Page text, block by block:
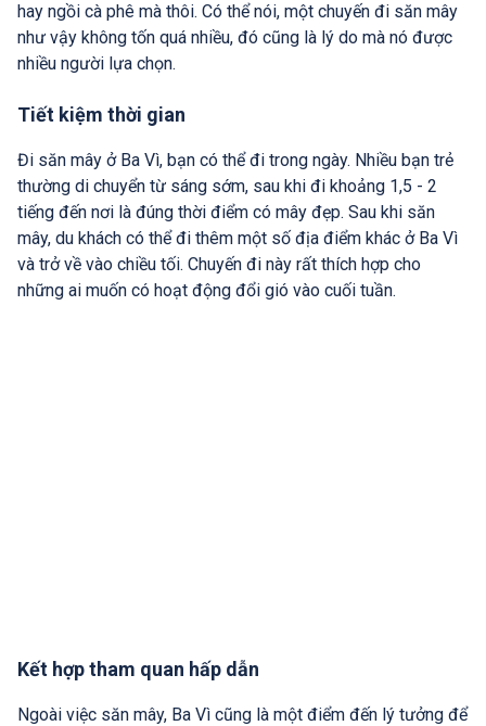
hay ngồi cà phê mà thôi. Có thể nói, một chuyến đi săn mây
như vậy không tốn quá nhiều, đó cũng là lý do mà nó được
nhiều người lựa chọn.
Tiết kiệm thời gian
Đi săn mây ở Ba Vì, bạn có thể đi trong ngày. Nhiều bạn trẻ
thường di chuyển từ sáng sớm, sau khi đi khoảng 1,5 - 2
tiếng đến nơi là đúng thời điểm có mây đẹp. Sau khi săn
mây, du khách có thể đi thêm một số địa điểm khác ở Ba Vì
và trở về vào chiều tối. Chuyến đi này rất thích hợp cho
những ai muốn có hoạt động đổi gió vào cuối tuần.
Kết hợp tham quan hấp dẫn
Ngoài việc săn mây, Ba Vì cũng là một điểm đến lý tưởng để